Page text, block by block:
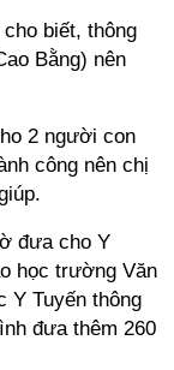
biết, thông
Bằng) nên
2 người con
công nên chị
đưa cho Y
học trường Văn
Y Tuyến thông
đưa thêm 260